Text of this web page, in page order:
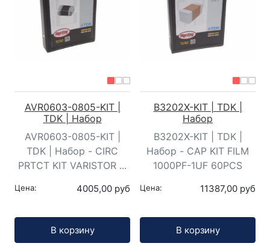
AVR0603-0805-KIT |
TDK | Набор
AVR0603-0805-KIT |
TDK | Набор - CIRC
PRTCT KIT VARISTOR ...
Цена: 4005,00 руб
В корзину
B3202X-KIT | TDK |
Набор
B3202X-KIT | TDK |
Набор - CAP KIT FILM
1000PF-1UF 60PCS
Цена: 11387,00 руб
В корзину